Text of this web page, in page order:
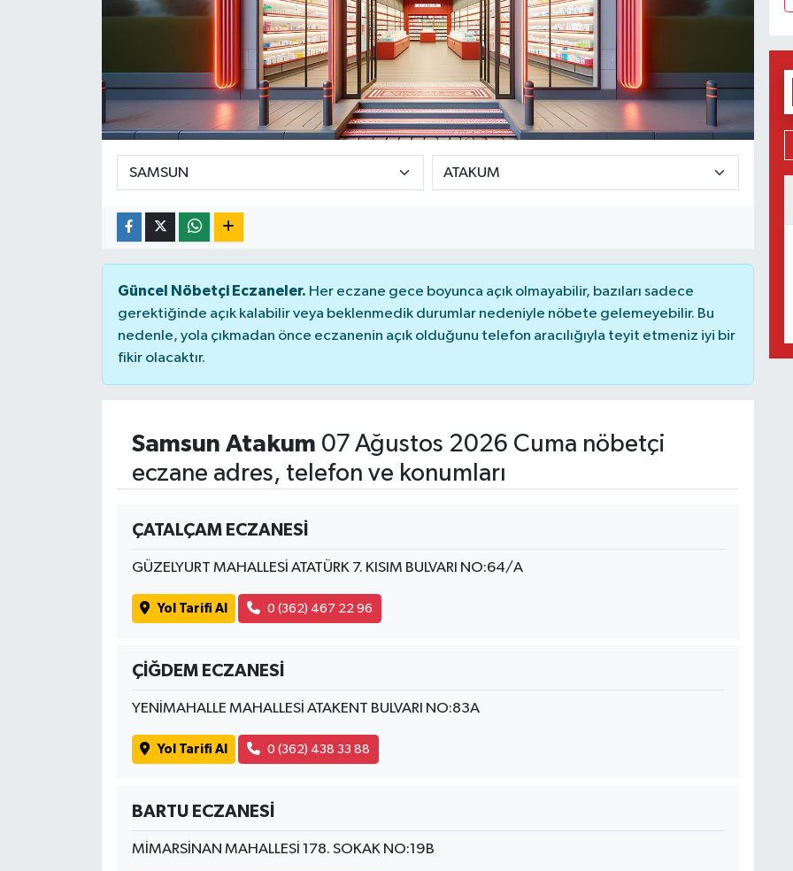
Güncel Nöbetçi Eczaneler. Her eczane gece boyunca açık olmayabilir, bazıları sadece
gerektiğinde açık kalabilir veya beklenmedik durumlar nedeniyle nöbete gelemeyebilir. Bu
nedenle, yola çıkmadan önce eczanenin açık olduğunu telefon aracılığıyla teyit etmeniz iyi bir
fikir olacaktır.
Samsun Atakum 07 Ağustos 2026 Cuma nöbetçi
eczane adres, telefon ve konumları
ÇATALÇAM ECZANESİ
GÜZELYURT MAHALLESİ ATATÜRK 7. KISIM BULVARI NO:64/A
Yol Tarifi Al 0 (362) 467 22 96
ÇİĞDEM ECZANESİ
YENİMAHALLE MAHALLESİ ATAKENT BULVARI NO:83A
Yol Tarifi Al 0 (362) 438 33 88
BARTU ECZANESİ
MİMARSİNAN MAHALLESİ 178. SOKAK NO:19B